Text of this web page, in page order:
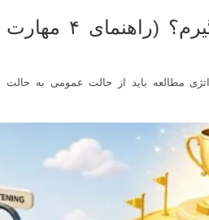
چطور آیلتس ۷ بگیرم؟ (راهنمای ۴ مهارت
مطالعه باید از حالت عمومی به حالت